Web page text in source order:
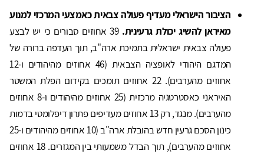
הציבור הישראלי מעדיף פעולה צבאית כאמצעי המרכזי למנוע
מאיראן להשיג יכולת גרעינית.
39 אחוזים סבורים כי יש לבצע
פעולה צבאית ישראלית בתמיכת ארה"ב, תוך העדפה ברורה של
המדגם היהודי לאופציה הצבאית (46 אחוזים מהיהודים ו-12
אחוזים מהערבים). 22 אחוזים תומכים בקידום הפלת המשטר
האיראני כאסטרטגיה מרכזית (25 אחוזים מהיהודים ו-8 אחוזים
מהערבים). מנגד, רק 13 אחוזים מעדיפים פתרון דיפלומטי בדמות
כינון הסכם גרעין חדש בהובלת ארה"ב (10 אחוזים מהיהודים ו-25
אחוזים מהערבים), תוך הבדל משמעותי בין המגזרים. 18 אחוזים